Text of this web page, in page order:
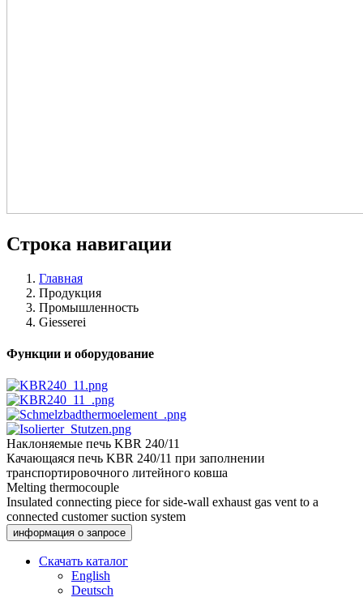
Строка навигации
Главная
Продукция
Промышленность
Giesserei
Функции и оборудование
Наклоняемые печь KBR 240/11
Качающаяся печь KBR 240/11 при заполнении
транспортировочного литейного ковша
Melting thermocouple
Insulated connecting piece for side-wall exhaust gas vent to a
connected customer suction system
информация о запросе
Скачать каталог
English
Deutsch